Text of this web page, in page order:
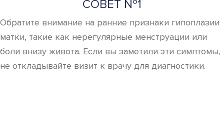
СОВЕТ №1
Обратите внимание на ранние признаки гипоплазии
матки, такие как нерегулярные менструации или
боли внизу живота. Если вы заметили эти симптомы,
не откладывайте визит к врачу для диагностики.